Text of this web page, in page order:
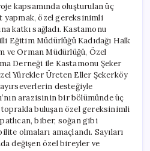
kapsamında oluşturulan üç
yapmak, özel gereksinimli
katkı sağladı. Kastamonu
Eğitim Müdürlüğü Kadıdağı Halk
ve Orman Müdürlüğü, Özel
Derneği ile Kastamonu Şeker
Yürekler Üreten Eller Şekerköy
desteğiyle
arazisinin bir bölümünde üç
buluşan özel gereksinimli
biber, soğan gibi
olmaları amaçlandı. Sayıları
değişen özel bireyler ve